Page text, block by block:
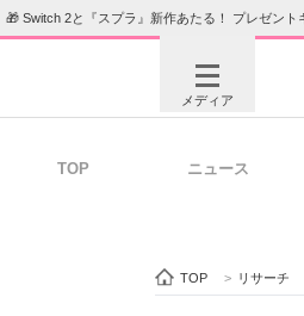
🎁 Switch 2と『スプラ』新作あたる！ プレゼント
メディア
TOP ニュース
TOP > リサーチ